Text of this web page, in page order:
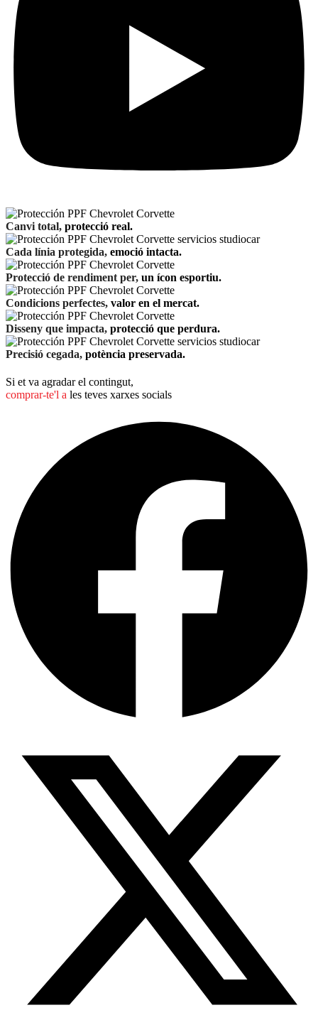
Canvi total, protecció real.
Cada línia protegida, emoció intacta.
Protecció de rendiment per, un ícon esportiu.
Condicions perfectes, valor en el mercat.
Disseny que impacta, protecció que perdura.
Precisió cegada, potència preservada.
Si et va agradar el contingut,
comprar-te'l a les teves xarxes socials